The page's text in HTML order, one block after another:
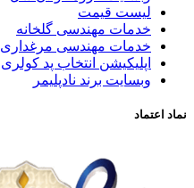
لیست قیمت
خدمات مهندسی گلخانه
خدمات مهندسی مرغداری
اپلیکیشن انتخاب پد کولری
وبسایت برند نادپلیمر
نماد اعتماد